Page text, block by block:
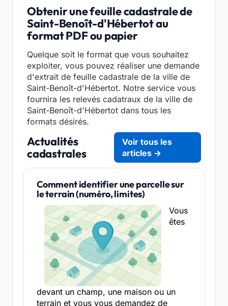
Obtenir une feuille cadastrale de
Saint-Benoît-d'Hébertot au
format PDF ou papier
Quelque soit le format que vous souhaitez
exploiter, vous pouvez réaliser une demande
d'extrait de feuille cadastrale de la ville de
Saint-Benoît-d'Hébertot. Notre service vous
fournira les relevés cadatraux de la ville de
Saint-Benoît-d'Hébertot dans tous les
formats désirés.
Actualités
cadastrales
Voir tous les
articles →
Comment identifier une parcelle sur
le terrain (numéro, limites)
Vous
êtes
devant un champ, une maison ou un
terrain et vous vous demandez de